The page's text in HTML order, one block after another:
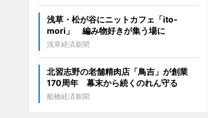
浅草・松が谷にニットカフェ「ito-
mori」 編み物好きが集う場に
浅草経済新聞
北習志野の老舗精肉店「鳥吉」が創業
170周年 幕末から続くのれん守る
船橋経済新聞